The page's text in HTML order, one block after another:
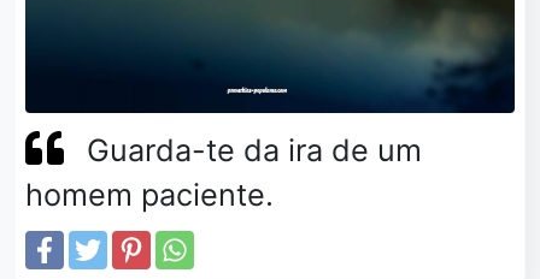
Guarda-te da ira de um
homem paciente.